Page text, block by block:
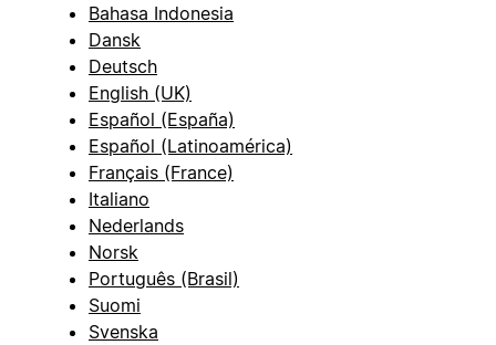
Bahasa Indonesia
Dansk
Deutsch
English (UK)
Español (España)
Español (Latinoamérica)
Français (France)
Italiano
Nederlands
Norsk
Português (Brasil)
Suomi
Svenska